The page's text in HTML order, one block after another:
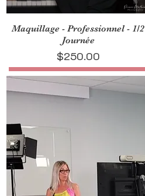
Maquillage - Professionnel - 1/2
Journée
Price
$250.00